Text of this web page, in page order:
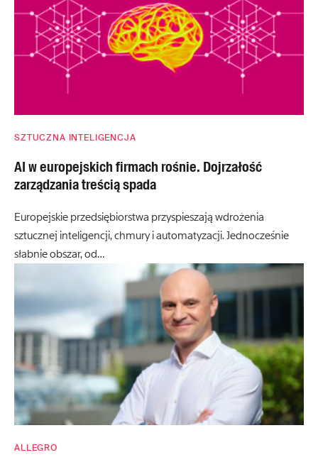
SZTUCZNA INTELIGENCJA
AI w europejskich firmach rośnie. Dojrzałość
zarządzania treścią spada
Europejskie przedsiębiorstwa przyspieszają wdrożenia
sztucznej inteligencji, chmury i automatyzacji. Jednocześnie
słabnie obszar, od…
ALLEGRO